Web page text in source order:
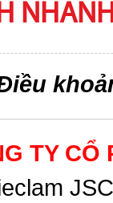
TY CỔ